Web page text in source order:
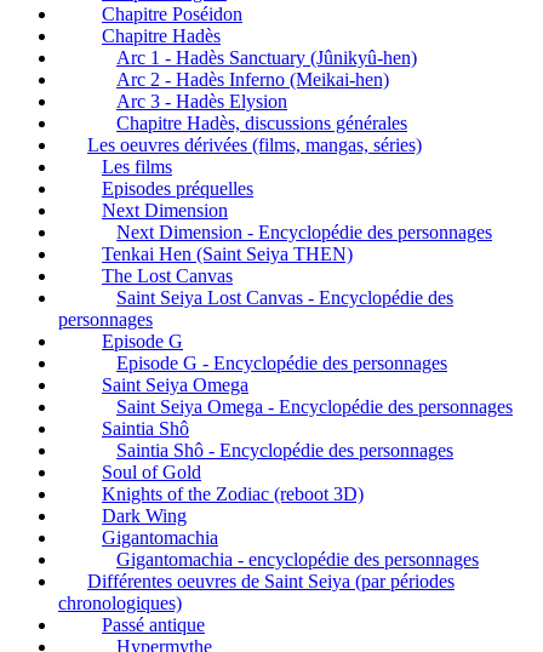
Chapitre Poséidon
Chapitre Hadès
Arc 1 - Hadès Sanctuary (Jûnikyû-hen)
Arc 2 - Hadès Inferno (Meikai-hen)
Arc 3 - Hadès Elysion
Chapitre Hadès, discussions générales
Les oeuvres dérivées (films, mangas, séries)
Les films
Episodes préquelles
Next Dimension
Next Dimension - Encyclopédie des personnages
Tenkai Hen (Saint Seiya THEN)
The Lost Canvas
Saint Seiya Lost Canvas - Encyclopédie des
personnages
Episode G
Episode G - Encyclopédie des personnages
Saint Seiya Omega
Saint Seiya Omega - Encyclopédie des personnages
Saintia Shô
Saintia Shô - Encyclopédie des personnages
Soul of Gold
Knights of the Zodiac (reboot 3D)
Dark Wing
Gigantomachia
Gigantomachia - encyclopédie des personnages
Différentes oeuvres de Saint Seiya (par périodes
chronologiques)
Passé antique
Hypermythe